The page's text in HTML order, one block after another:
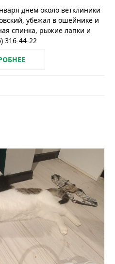
днем около ветклиники
убежал в ошейнике и
спинка, рыжие лапки и
316-44-22